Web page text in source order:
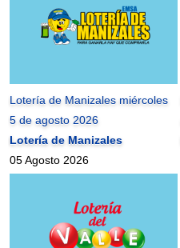
Lotería de Manizales miércoles
5 de agosto 2026
Lotería de Manizales
05 Agosto 2026